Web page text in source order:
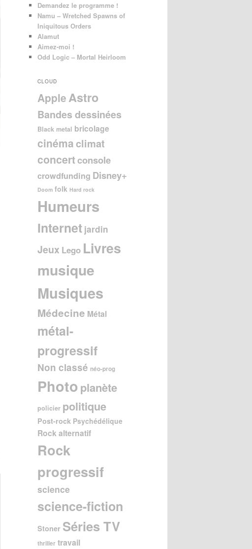
Demandez le programme !
Namu – Wretched Spawns of
Iniquitous Orders
Alamut
Aimez-moi !
Odd Logic – Mortal Heirloom
CLOUD
Apple Astro
Bandes dessinées
Black metal bricolage
cinéma climat
concertconsole
crowdfunding Disney+
Doom folk Hard rock
Humeurs
Internet jardin
Jeux Lego Livres
musique
Musiques
Médecine Métal
métal-
progressif
Non classé néo-prog
Photo planète
policier politique
Post-rock Psychédélique
Rock alternatif
Rock
progressif
science
science-fiction
Stoner Séries TV
thriller travail